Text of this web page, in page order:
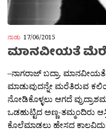
ನಾಡು 17/06/2015
ಮಾನವೀಯತೆ ಮೆರೆದ
–ನಾಗರಾಜ್ ಬದ್ರಾ.
ಮಾಡುವುದನ್ನೇ ಮರೆತಿರುವ
ನೋಡಿಕೊಳ್ಳಲು ಆಗದೆ
ಒಡಹುಟ್ಟಿದ ಅಣ್ಣ-ತಮ್ಮಂದಿರು
ಕೊಲೆಮಾಡಲು ಹೇಸದ